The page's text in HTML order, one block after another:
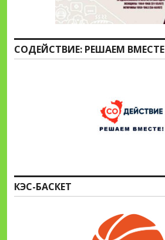
СОДЕЙСТВИЕ: РЕШАЕМ ВМЕСТЕ
КЭС-БАСКЕТ